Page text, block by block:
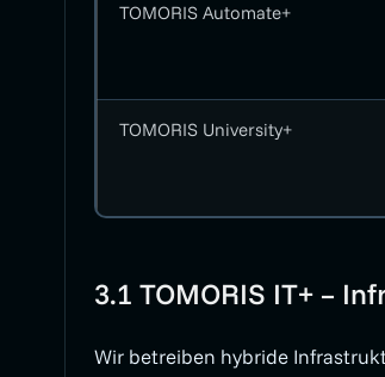
TOMORIS Automate+
TOMORIS University+
3.1 TOMORIS IT+ –
Wir betreiben hybride